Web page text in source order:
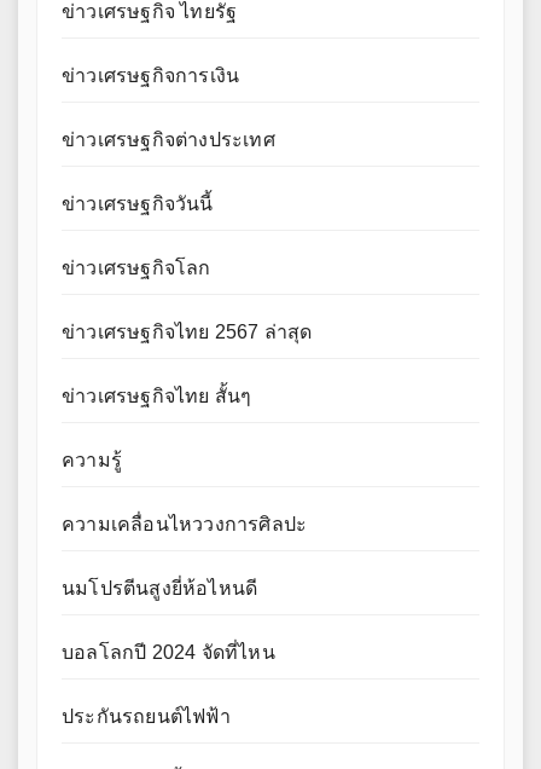
ข่าวเศรษฐกิจ ไทยรัฐ
ข่าวเศรษฐกิจการเงิน
ข่าวเศรษฐกิจต่างประเทศ
ข่าวเศรษฐกิจวันนี้
ข่าวเศรษฐกิจโลก
ข่าวเศรษฐกิจไทย 2567 ล่าสุด
ข่าวเศรษฐกิจไทย สั้นๆ
ความรู้
ความเคลื่อนไหววงการศิลปะ
นมโปรตีนสูงยี่ห้อไหนดี
บอลโลกปี 2024 จัดที่ไหน
ประกันรถยนต์ไฟฟ้า